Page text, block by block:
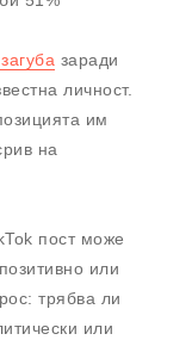
заради
личност.
им
на
пост може
или
трябва ли
или